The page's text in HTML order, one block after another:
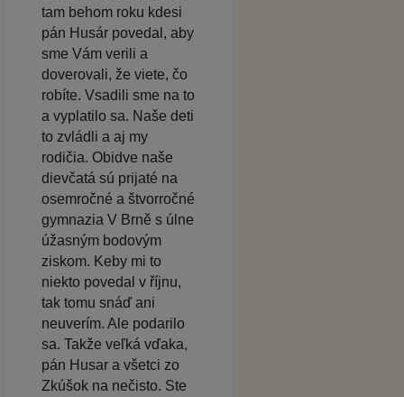
tam behom roku kdesi
pán Husár povedal, aby
sme Vám verili a
doverovali, že viete, čo
robíte. Vsadili sme na to
a vyplatilo sa. Naše deti
to zvládli a aj my
rodičia. Obidve naše
dievčatá sú prijaté na
osemročné a štvorročné
gymnazia V Brně s úlne
úžasným bodovým
ziskom. Keby mi to
niekto povedal v říjnu,
tak tomu snáď ani
neuverím. Ale podarilo
sa. Takže veľká vďaka,
pán Husar a všetci zo
Zkúšok na nečisto. Ste